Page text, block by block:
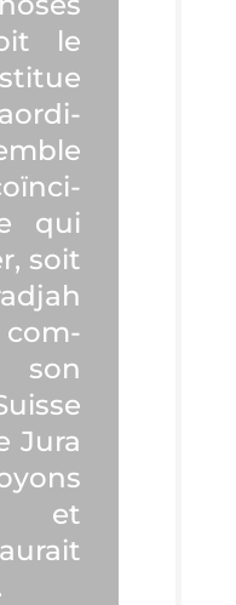
le
qui
soit
com­
son
Jura
et